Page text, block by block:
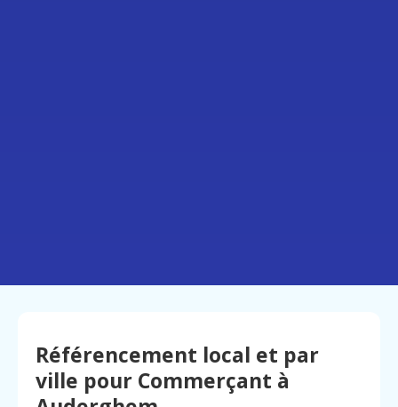
Référencement local et par
ville pour Commerçant à